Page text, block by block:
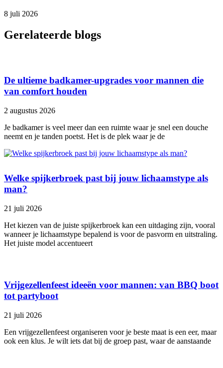
8 juli 2026
Gerelateerde blogs
De ultieme badkamer-upgrades voor mannen die
van comfort houden
2 augustus 2026
Je badkamer is veel meer dan een ruimte waar je snel een douche
neemt en je tanden poetst. Het is de plek waar je de
Welke spijkerbroek past bij jouw lichaamstype als
man?
21 juli 2026
Het kiezen van de juiste spijkerbroek kan een uitdaging zijn, vooral
wanneer je lichaamstype bepalend is voor de pasvorm en uitstraling.
Het juiste model accentueert
Vrijgezellenfeest ideeën voor mannen: van BBQ boot
tot partyboot
21 juli 2026
Een vrijgezellenfeest organiseren voor je beste maat is een eer, maar
ook een klus. Je wilt iets dat bij de groep past, waar de aanstaande